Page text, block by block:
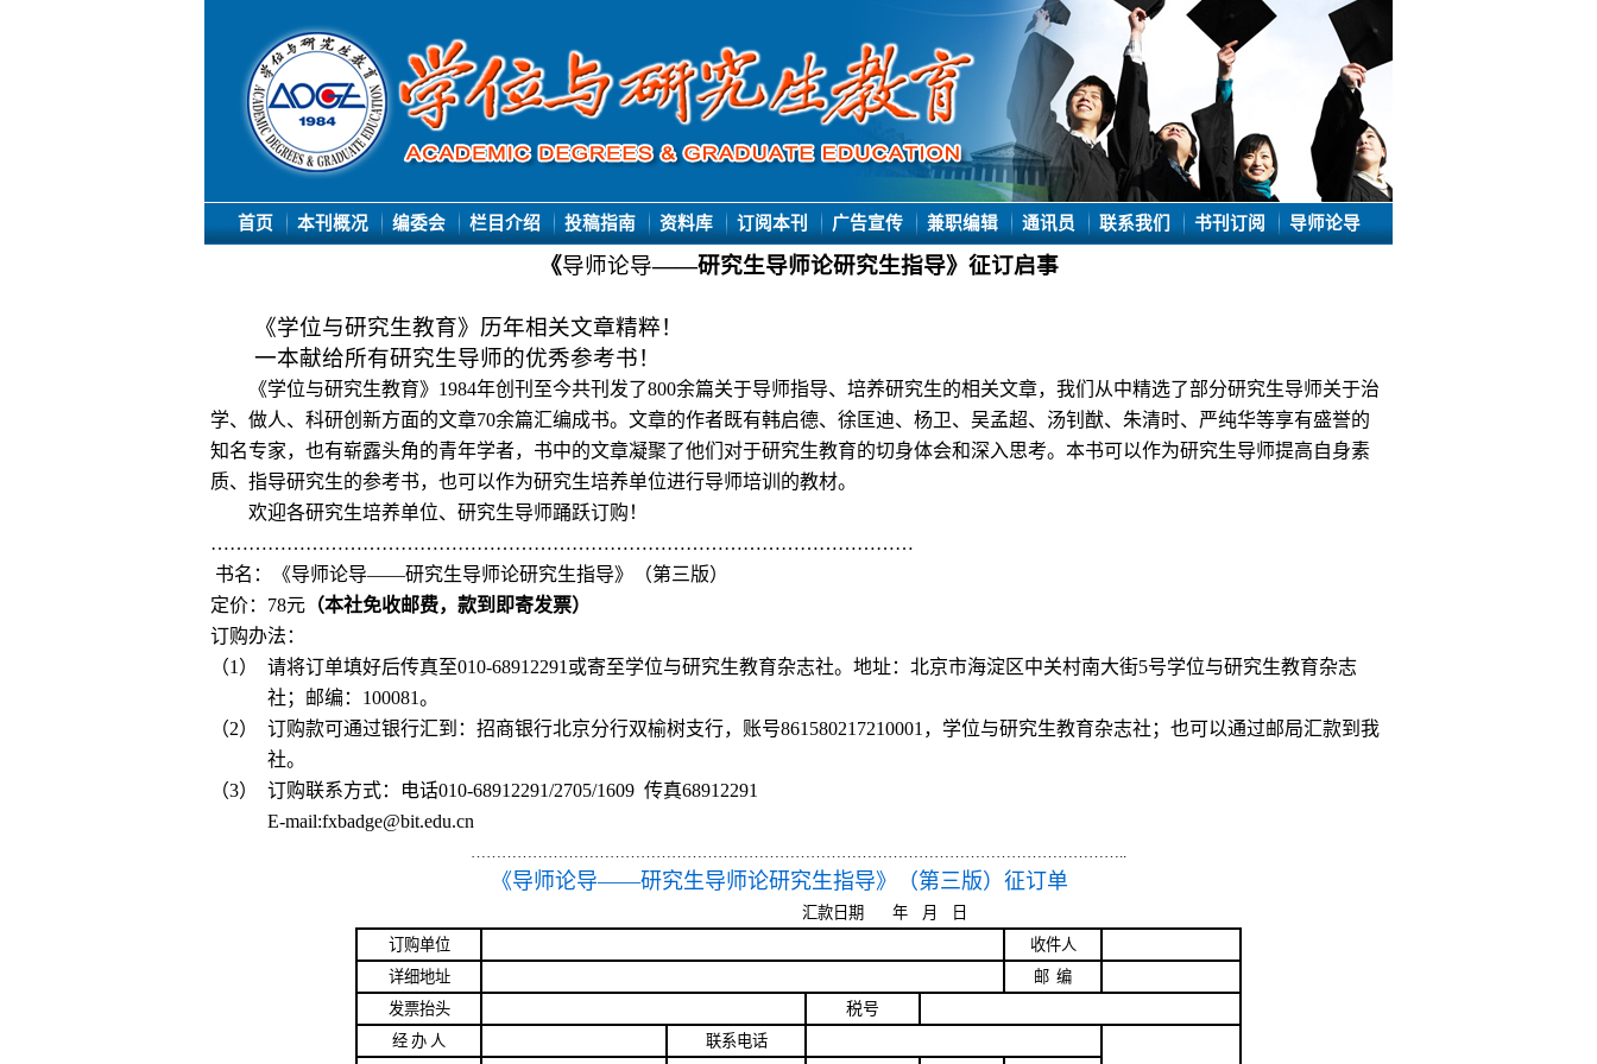
首页 本刊概况 编委会 栏目介绍 投稿指南 资料库 订阅本刊 广告宣传 兼职编辑 通讯员 联系我们 书刊订阅 导师论导
《导师论导——研究生导师论研究生指导》 征订启事
《学位与研究生教育》历年相关文章精粹！
一本献给所有研究生导师的优秀参考书！
《学位与研究生教育》 1984年创刊至今共刊发了800余篇关于导师指导、培养研究生的相关文章，我们从中精选了部分研究生导师关于治
学、做人、 科研创新方面的文章70余篇汇编成书。文章的作者既有韩启德、徐匡迪、杨卫、吴孟超、汤钊猷、朱清时、 严纯华等享有盛誉的
知名专家，也有崭露头角的青年学者， 书中的文章凝聚了他们对于研究生教育的切身体会和深入思考。 本书可以作为研究生导师提高自身素
质、指导研究生的参考书，也可以作为研究生培养单位进行导师培训的教材。
欢迎各研究生培养单位、研究生导师踊跃订购！
…………………………………………………………………………………………………
书名：
《导师论导——研究生导师论研究生指导》
（第三版）
定价： 78元 （本社免收邮费，款到即寄发票）
订购办法：
（1 ） 请将订单填好后传真至010-68912291 或寄至学位与研究生教育杂志社。地址：北京市海淀区中关村南大街5号学位与研究生教育杂志
社；邮编： 100081。
（2） 订购款可通过银行汇到：招商银行北京分行双榆树支行，账号861580217210001 ，学位与研究生教育杂志社；也可以通过邮局汇款到我
社。
（3） 订购联系方式：电话010-68912291/2705/1609 传真68912291
E-mail:fxbadge@bit.edu.cn
………………………………………………………………………………………………………………..
《导师论导——研究生导师论研究生指导》 （第三版） 征订单
汇款日期 年 月
日
订购单位
收件人
详细地址
邮 编
发票抬头
税号
经 办 人 联系电话